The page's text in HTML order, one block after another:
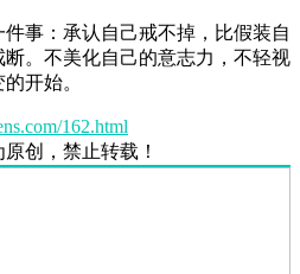
事：承认自己戒不掉，比假装自
。不美化自己的意志力，不轻视
开始。
162.html
创，禁止转载！